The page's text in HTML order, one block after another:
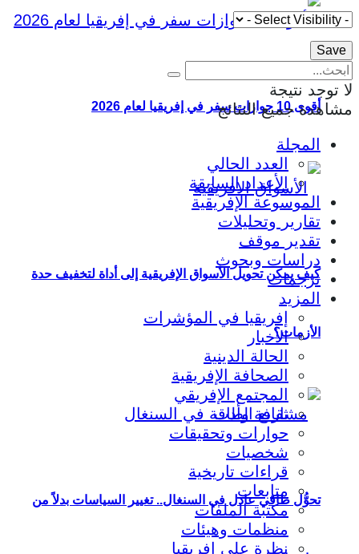
أقوى 10 جوازات سفر في إفريقيا لعام 2026
كيف يمكن تحويل الأسواق الإفريقية إلى أداة لتخفيف حدة
الأزمات؟
تحوُّل طاقي عادل في السنغال.. تغيير السياسات بدلاً من
لا توجد نتيجة
مشاهدة جميع النتائج
المجلة
العدد الحالي
الأعداد السابقة
الموسوعة الإفريقية
تقارير وتحليلات
تقدير موقف
دراسات وبحوث
ترجمات
المزيد
إفريقيا في المؤشرات
الأخبار
الحالة الدينية
الصحافة الإفريقية
المجتمع الإفريقي
ثقافة وأدب
حوارات وتحقيقات
شخصيات
قراءات تاريخية
متابعات
مكتبة الملفات
منظمات وهيئات
نظرة على إفريقيا